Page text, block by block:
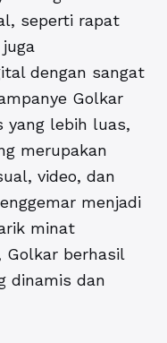
seperti rapat
dengan sangat
Golkar
yang lebih luas,
merupakan
video, dan
menjadi
minat
Golkar berhasil
dinamis dan